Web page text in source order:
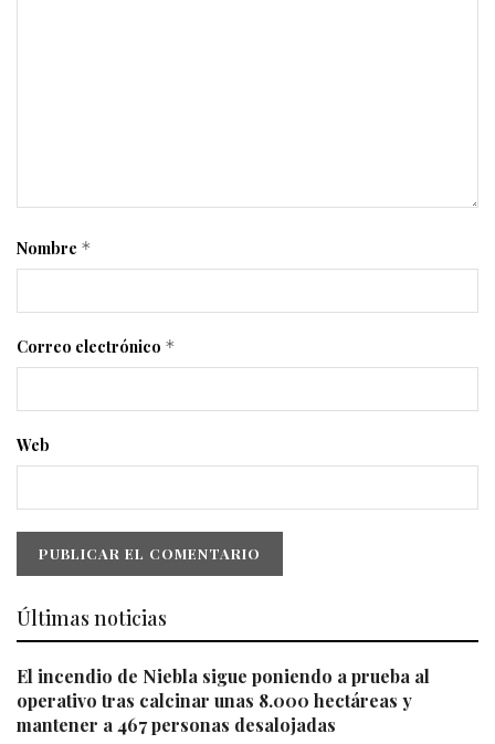
Nombre *
Correo electrónico *
Web
Últimas noticias
El incendio de Niebla sigue poniendo a prueba al
operativo tras calcinar unas 8.000 hectáreas y
mantener a 467 personas desalojadas